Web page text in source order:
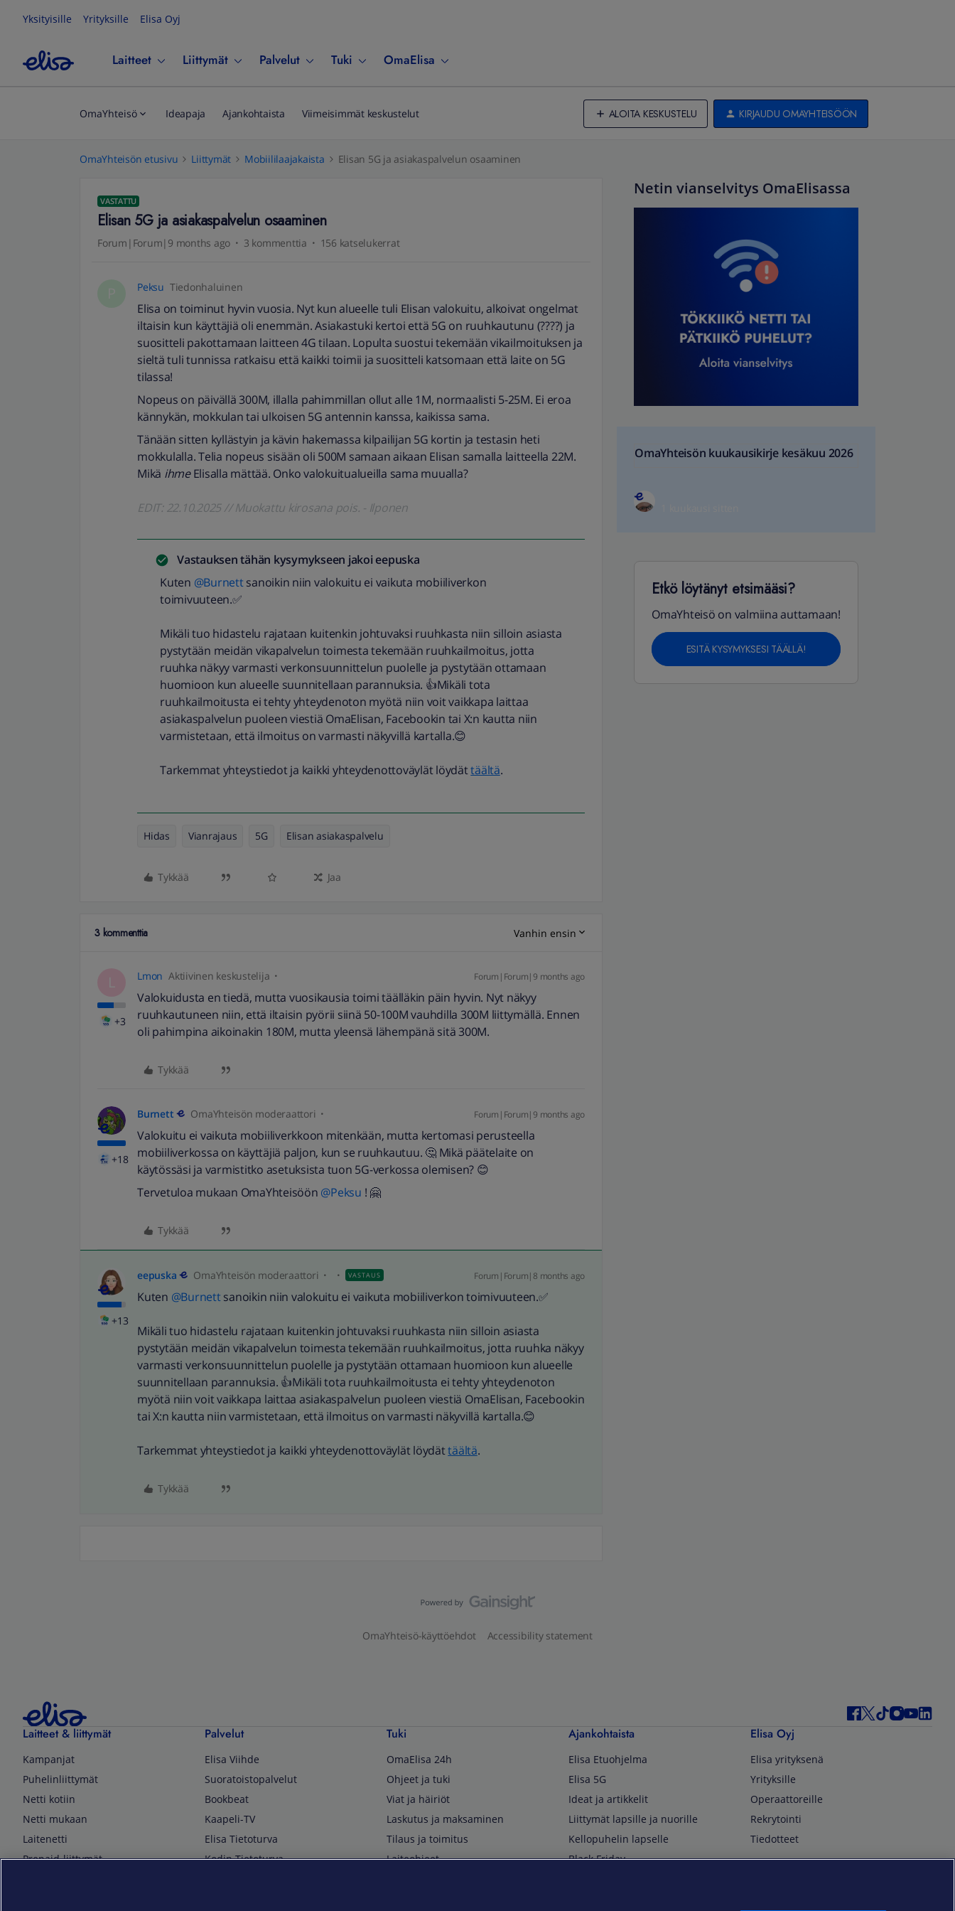
Yksityisille Yrityksille Elisa Oyj
Laitteet Liittymät Palvelut Tuki OmaElisa
OmaYhteisö Ideapaja Ajankohtaista Viimeisimmät keskustelut ALOITA KESKUSTELU KIRJAUDU OMAYHTEISÖÖN
OmaYhteisön etusivu Liittymät Mobiililaajakaista Elisan 5G ja asiakaspalvelun osaaminen
VASTATTU
Elisan 5G ja asiakaspalvelun osaaminen
Forum|Forum|9 months ago 3 kommenttia 156 katselukerrat
Peksu Tiedonhaluinen
Elisa on toiminut hyvin vuosia. Nyt kun alueelle tuli Elisan valokuitu, alkoivat ongelmat
iltaisin kun käyttäjiä oli enemmän. Asiakastuki kertoi että 5G on ruuhkautunu (????) ja
suositteli pakottamaan laitteen 4G tilaan. Lopulta suostui tekemään vikailmoituksen ja
sieltä tuli tunnissa ratkaisu että kaikki toimii ja suositteli katsomaan että laite on 5G
tilassa!
Nopeus on päivällä 300M, illalla pahimmillan ollut alle 1M, normaalisti 5-25M. Ei eroa
kännykän, mokkulan tai ulkoisen 5G antennin kanssa, kaikissa sama.
Tänään sitten kyllästyin ja kävin hakemassa kilpailijan 5G kortin ja testasin heti
mokkulalla. Telia nopeus sisään oli 500M samaan aikaan Elisan samalla laitteella 22M.
Mikä ihmeElisalla mättää. Onko valokuitualueilla sama muualla?
EDIT: 22.10.2025 // Muokattu kirosana pois. - Ilponen
Vastauksen tähän kysymykseen jakoi eepuska
Kuten ​ @Burnettsanoikin niin valokuitu ei vaikuta mobiiliverkon
toimivuuteen.✅
Mikäli tuo hidastelu rajataan kuitenkin johtuvaksi ruuhkasta niin silloin asiasta
pystytään meidän vikapalvelun toimesta tekemään ruuhkailmoitus, jotta
ruuhka näkyy varmasti verkonsuunnittelun puolelle ja pystytään ottamaan
huomioon kun alueelle suunnitellaan parannuksia. 👍Mikäli tota
ruuhkailmoitusta ei tehty yhteydenoton myötä niin voit vaikkapa laittaa
asiakaspalvelun puoleen viestiä OmaElisan, Facebookin tai X:n kautta niin
varmistetaan, että ilmoitus on varmasti näkyvillä kartalla.😊
Tarkemmat yhteystiedot ja kaikki yhteydenottoväylät löydättäältä.
Hidas Vianrajaus 5G Elisan asiakaspalvelu
Tykkää Jaa
3 kommenttia Vanhin ensin
L
+3
Lmon Aktiivinen keskustelija Forum|Forum|9 months ago
Valokuidusta en tiedä, mutta vuosikausia toimi täälläkin päin hyvin. Nyt näkyy
ruuhkautuneen niin, että iltaisin pyörii siinä 50-100M vauhdilla 300M liittymällä. Ennen
oli pahimpina aikoinakin 180M, mutta yleensä lähempänä sitä 300M.
Tykkää
+18
Burnett OmaYhteisön moderaattori Forum|Forum|9 months ago
Valokuitu ei vaikuta mobiiliverkkoon mitenkään, mutta kertomasi perusteella
mobiiliverkossa on käyttäjiä paljon, kun se ruuhkautuu. 🤔 Mikä päätelaite on
käytössäsi ja varmistitko asetuksista tuon 5G-verkossa olemisen? 😊
Tervetuloa mukaan OmaYhteisöön ​ @Peksu ! 🤗
Tykkää
+13
eepuska OmaYhteisön moderaattori VASTAUS Forum|Forum|8 months ago
Kuten ​ @Burnettsanoikin niin valokuitu ei vaikuta mobiiliverkon toimivuuteen.✅
Mikäli tuo hidastelu rajataan kuitenkin johtuvaksi ruuhkasta niin silloin asiasta
pystytään meidän vikapalvelun toimesta tekemään ruuhkailmoitus, jotta ruuhka näkyy
varmasti verkonsuunnittelun puolelle ja pystytään ottamaan huomioon kun alueelle
suunnitellaan parannuksia. 👍Mikäli tota ruuhkailmoitusta ei tehty yhteydenoton
myötä niin voit vaikkapa laittaa asiakaspalvelun puoleen viestiä OmaElisan, Facebookin
tai X:n kautta niin varmistetaan, että ilmoitus on varmasti näkyvillä kartalla.😊
Tarkemmat yhteystiedot ja kaikki yhteydenottoväylät löydättäältä.
Tykkää
Netin vianselvitys OmaElisassa
OmaYhteisön kuukausikirje kesäkuu 2026
Etkö löytänyt etsimääsi?
OmaYhteisö on valmiina auttamaan!
ESITÄ KYSYMYKSESI TÄÄLLÄ!
OmaYhteisö-käyttöehdot Accessibility statement
Laitteet & liittymät
Kampanjat
Puhelinliittymät
Netti kotiin
Netti mukaan
Laitenetti
Prepaid-liittymät
Palvelut
Elisa Viihde
Suoratoistopalvelut
Bookbeat
Kaapeli-TV
Elisa Tietoturva
Kodin Tietoturva
Tuki
OmaElisa 24h
Ohjeet ja tuki
Viat ja häiriöt
Laskutus ja maksaminen
Tilaus ja toimitus
Laiteohjeet
Ajankohtaista
Elisa Etuohjelma
Elisa 5G
Ideat ja artikkelit
Liittymät lapsille ja nuorille
Kellopuhelin lapselle
Black Friday
Elisa Oyj
Elisa yrityksenä
Yrityksille
Operaattoreille
Rekrytointi
Tiedotteet